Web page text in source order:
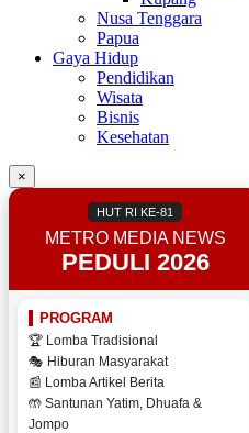
Nusa Tenggara
Papua
Gaya Hidup
Pendidikan
Wisata
Bisnis
Kesehatan
×
HUT RI KE-81
METRO MEDIA NEWS
PEDULI 2026
PROGRAM
🏆 Lomba Tradisional
🎭 Hiburan Masyarakat
📰 Lomba Artikel Berita
🤲 Santunan Yatim, Dhuafa &
Jompo